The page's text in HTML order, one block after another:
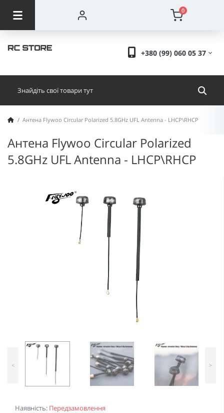
0
+380 (99) 060 05 37
Антена Flywoo Circular Polarized 5.8GHz UFL Antenna - LHCP\RHCP
Антена Flywoo Circular Polarized
5.8GHz UFL Antenna - LHCP\RHCP
Наявність: Передзамовлення
< >